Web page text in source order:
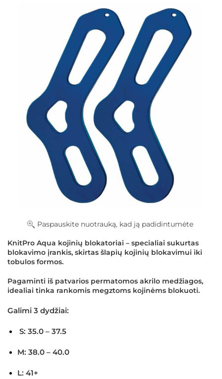
Paspauskite nuotrauką, kad ją padidintumėte
KnitPro Aqua kojinių blokatoriai – specialiai sukurtas
blokavimo įrankis, skirtas šlapių kojinių blokavimui iki
tobulos formos.
Pagaminti iš patvarios permatomos akrilo medžiagos,
idealiai tinka rankomis megztoms kojinėms blokuoti.
Galimi 3 dydžiai:
S: 35.0 – 37.5
M: 38.0 – 40.0
L: 41+